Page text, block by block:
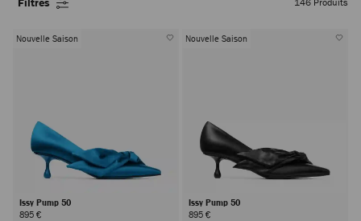
Nouvelle Saison
Issy Pump 50
895 €
Nouvelle Saison
Issy Pump 50
895 €